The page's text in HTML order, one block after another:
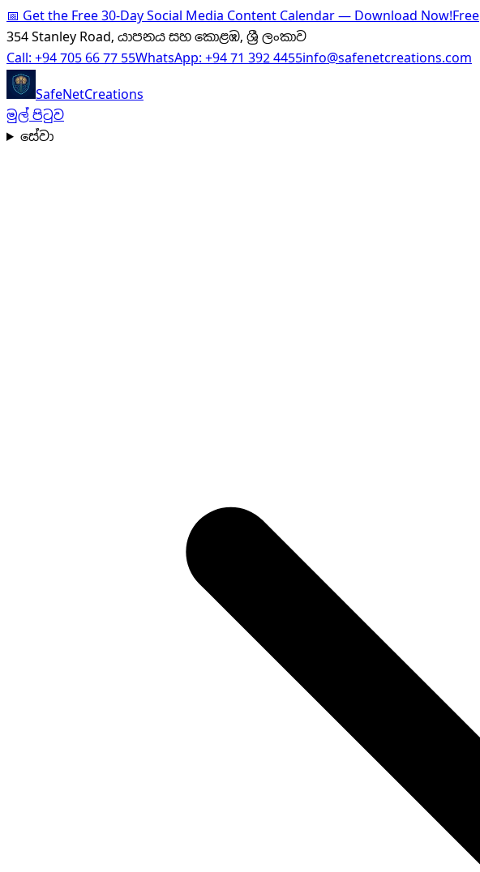
📅Get the Free 30-Day Social Media Content Calendar — Download Now!Free
354 Stanley Road, යාපනය සහ කොළඹ, ශ්‍රී ලංකාව
Call:+94 705 66 77 55WhatsApp:+94 71 392 4455info@safenetcreations.com
SafeNetCreations
මුල් පිටුව
සේවා